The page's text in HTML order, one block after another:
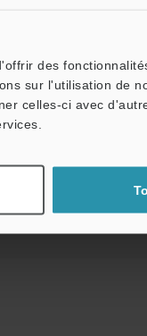
des
sur l'utilisation de
celles-ci avec
CAO / CAE